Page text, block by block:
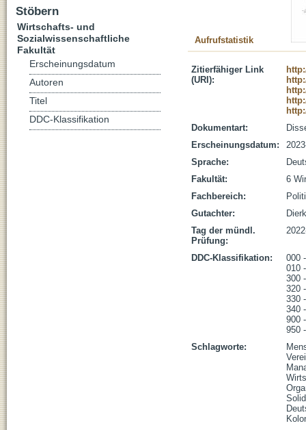
Aufrufstatistik
Zitierfähiger Link
(URI):
Dokumentart:
Erscheinungsdatum:
Sprache:
Fakultät:
6
Fachbereich:
Gutachter:
Tag der mündl.
Prüfung:
DDC-Klassifikation:
000
010
300
320
330
340
900
950
Schlagworte:
Stöbern
Wirtschafts- und
Sozialwissenschaftliche
Fakultät
Erscheinungsdatum
Autoren
Titel
DDC-Klassifikation